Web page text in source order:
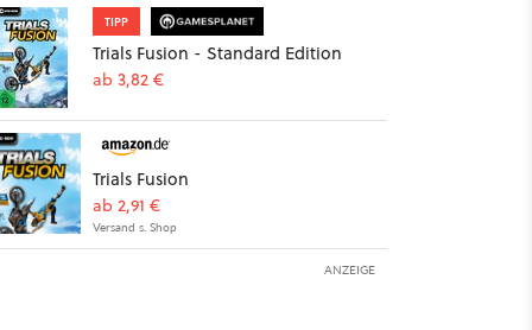
TIPP
Trials Fusion - Standard Edition
ab 3,82 €
Trials Fusion
ab 2,91 €
Versand s. Shop
ANZEIGE